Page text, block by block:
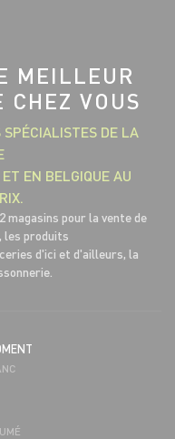
MEILLEUR
CHEZ VOUS
DE LA
EN BELGIQUE AU
magasins pour la vente de
produits
d'ici et d'ailleurs, la